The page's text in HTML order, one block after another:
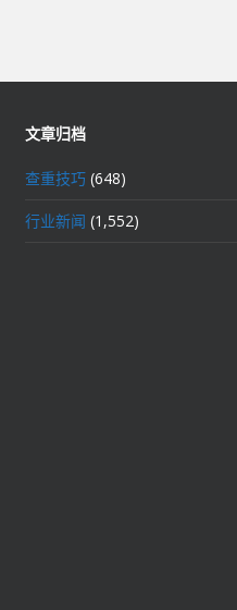
文章归档
查重技巧 (648)
行业新闻 (1,552)